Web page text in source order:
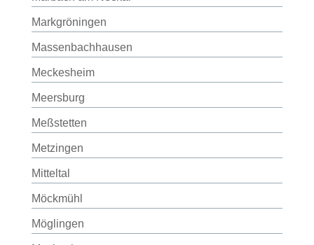
Markgröningen
Massenbachhausen
Meckesheim
Meersburg
Meßstetten
Metzingen
Mitteltal
Möckmühl
Möglingen